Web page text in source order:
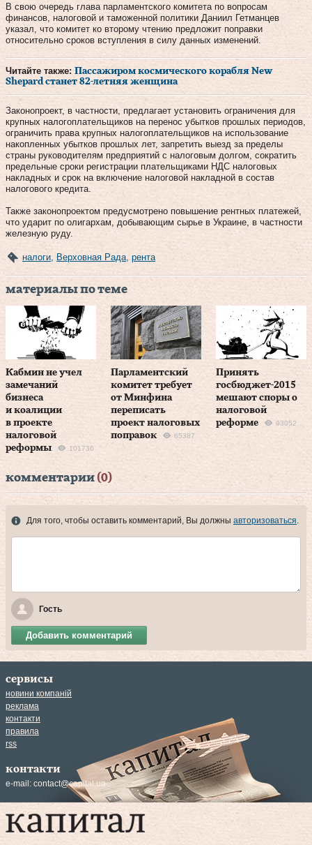
В свою очередь глава парламентского комитета по вопросам
финансов, налоговой и таможенной политики Даниил Гетманцев
указал, что комитет ко второму чтению предложит поправки
относительно сроков вступления в силу данных изменений.
Читайте также: Пассажиром космического корабля New
Shepard станет 82-летняя женщина
Законопроект, в частности, предлагает установить ограничения для
крупных налогоплательщиков на перенос убытков прошлых периодов,
ограничить права крупных налогоплательщиков на использование
накопленных убытков прошлых лет, запретить выезд за пределы
страны руководителям предприятий с налоговым долгом, сократить
предельные сроки регистрации плательщиками НДС налоговых
накладных и срок на включение налоговой накладной в состав
налогового кредита.
Также законопроектом предусмотрено повышение рентных платежей,
что ударит по олигархам, добывающим сырье в Украине, в частности
железную руду.
налоги Верховная Рада рента
материалы по теме
Кабмин не учел
замечаний
бизнеса
и коалиции
в проекте
налоговой
реформы
101736
Парламентский
комитет требует
от Минфина
переписать
проект налоговых
поправок
65387
Принять
госбюджет-2015
мешают споры о
налоговой
реформе
93052
комментарии (0)
Для того, чтобы оставить комментарий, Вы должны авторизоваться.
Гость
Добавить комментарий
сервисы
новини компаній
реклама
контакти
правила
rss
контакти
e-mail: contact@capital.ua